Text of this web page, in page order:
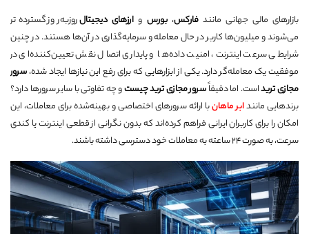
بازارهای مالی جهانی مانندفارکس،بورس و ارزهای دیجیتالروزبه‌روز گسترده‌تر
می‌شوند و میلیون‌ها کاربر در حال معامله و سرمایه‌گذاری در آن‌ها هستند. در چنین
شرایطی سرعت اینترنت، امنیت داده‌ها و پایداری اتصال نقش تعیین‌کننده‌ای در
موفقیت یک معامله‌گر دارد. یکی از ابزارهایی که برای رفع این نیازها ایجاد شده،سرور
مجازی تریداست. اما دقیقاًسرور مجازی ترید چیستو چه تفاوتی با سایر سرورها دارد؟
برندهایی مانندابر ماهانبا ارائه سرورهای اختصاصی و بهینه‌شده برای معاملات، این
امکان را برای کاربران ایرانی فراهم کرده‌اند که بدون نگرانی از قطعی اینترنت یا کندی
سرعت، به صورت ۲۴ ساعته به معاملات خود دسترسی داشته باشند.